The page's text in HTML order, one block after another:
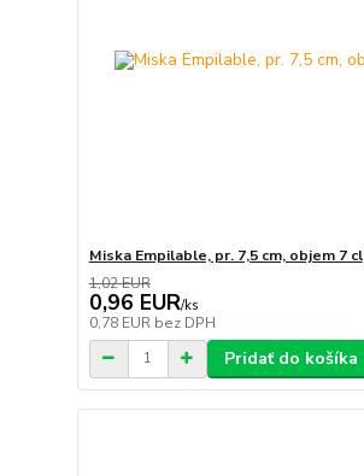
Miska Empilable, pr. 7,5 cm, objem 7 cl
1,02 EUR
0,96 EUR/ks
0,78 EUR bez DPH
Pridať do košíka